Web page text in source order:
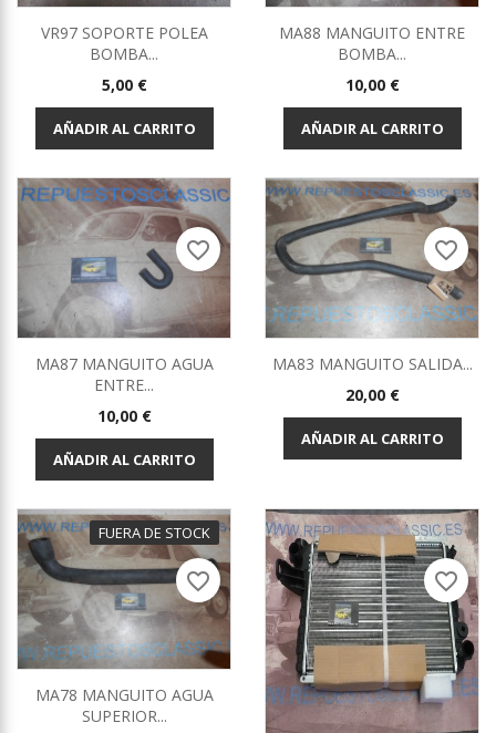
VR97 SOPORTE POLEA
BOMBA...
Precio
5,00 €
AÑADIR AL CARRITO
MA88 MANGUITO ENTRE
BOMBA...
Precio
10,00 €
AÑADIR AL CARRITO
MA87 MANGUITO AGUA
ENTRE...
Precio
10,00 €
AÑADIR AL CARRITO
favorite_border
MA83 MANGUITO SALIDA...
Precio
20,00 €
AÑADIR AL CARRITO
favorite_border
FUERA DE STOCK
MA78 MANGUITO AGUA
SUPERIOR...
favorite_border favorite_border